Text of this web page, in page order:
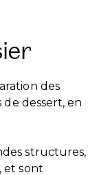
des
dessert, en
structures,
et sont